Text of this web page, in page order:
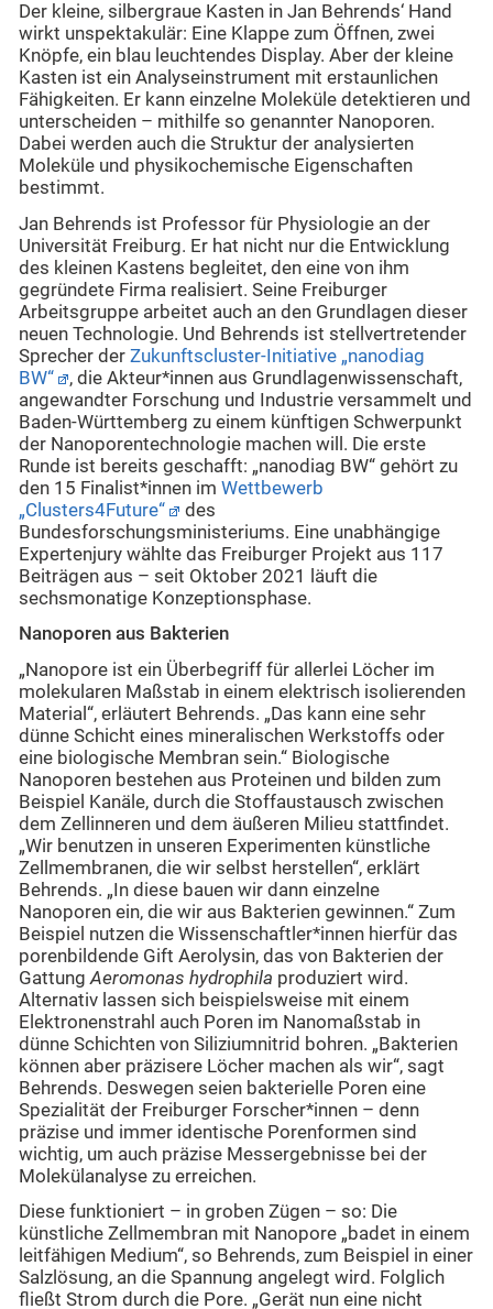
Der kleine, silbergraue Kasten in Jan Behrends‘ Hand
wirkt unspektakulär: Eine Klappe zum Öffnen, zwei
Knöpfe, ein blau leuchtendes Display. Aber der kleine
Kasten ist ein Analyseinstrument mit erstaunlichen
Fähigkeiten. Er kann einzelne Moleküle detektieren und
unterscheiden – mithilfe so genannter Nanoporen.
Dabei werden auch die Struktur der analysierten
Moleküle und physikochemische Eigenschaften
bestimmt.
Jan Behrends ist Professor für Physiologie an der
Universität Freiburg. Er hat nicht nur die Entwicklung
des kleinen Kastens begleitet, den eine von ihm
gegründete Firma realisiert. Seine Freiburger
Arbeitsgruppe arbeitet auch an den Grundlagen dieser
neuen Technologie. Und Behrends ist stellvertretender
Sprecher der Zukunftscluster-Initiative „nanodiag
BW“
, die Akteur*innen aus Grundlagenwissenschaft,
angewandter Forschung und Industrie versammelt und
Baden-Württemberg zu einem künftigen Schwerpunkt
der Nanoporentechnologie machen will. Die erste
Runde ist bereits geschafft: „nanodiag BW“ gehört zu
den 15 Finalist*innen im Wettbewerb
„Clusters4Future“
des
Bundesforschungsministeriums. Eine unabhängige
Expertenjury wählte das Freiburger Projekt aus 117
Beiträgen aus – seit Oktober 2021 läuft die
sechsmonatige Konzeptionsphase.
Nanoporen aus Bakterien
„Nanopore ist ein Überbegriff für allerlei Löcher im
molekularen Maßstab in einem elektrisch isolierenden
Material“, erläutert Behrends. „Das kann eine sehr
dünne Schicht eines mineralischen Werkstoffs oder
eine biologische Membran sein.“ Biologische
Nanoporen bestehen aus Proteinen und bilden zum
Beispiel Kanäle, durch die Stoffaustausch zwischen
dem Zellinneren und dem äußeren Milieu stattfindet.
„Wir benutzen in unseren Experimenten künstliche
Zellmembranen, die wir selbst herstellen“, erklärt
Behrends. „In diese bauen wir dann einzelne
Nanoporen ein, die wir aus Bakterien gewinnen.“ Zum
Beispiel nutzen die Wissenschaftler*innen hierfür das
porenbildende Gift Aerolysin, das von Bakterien der
Gattung Aeromonas hydrophila produziert wird.
Alternativ lassen sich beispielsweise mit einem
Elektronenstrahl auch Poren im Nanomaßstab in
dünne Schichten von Siliziumnitrid bohren. „Bakterien
können aber präzisere Löcher machen als wir“, sagt
Behrends. Deswegen seien bakterielle Poren eine
Spezialität der Freiburger Forscher*innen – denn
präzise und immer identische Porenformen sind
wichtig, um auch präzise Messergebnisse bei der
Molekülanalyse zu erreichen.
Diese funktioniert – in groben Zügen – so: Die
künstliche Zellmembran mit Nanopore „badet in einem
leitfähigen Medium“, so Behrends, zum Beispiel in einer
Salzlösung, an die Spannung angelegt wird. Folglich
fließt Strom durch die Pore. „Gerät nun eine nicht